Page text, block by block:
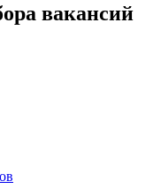
вакансий